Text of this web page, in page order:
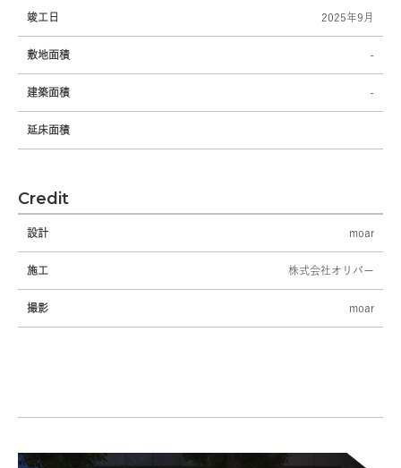
竣工日 2025年9月
敷地面積 -
建築面積 -
延床面積
Credit
設計 moar
施工 株式会社オリバー
撮影 moar